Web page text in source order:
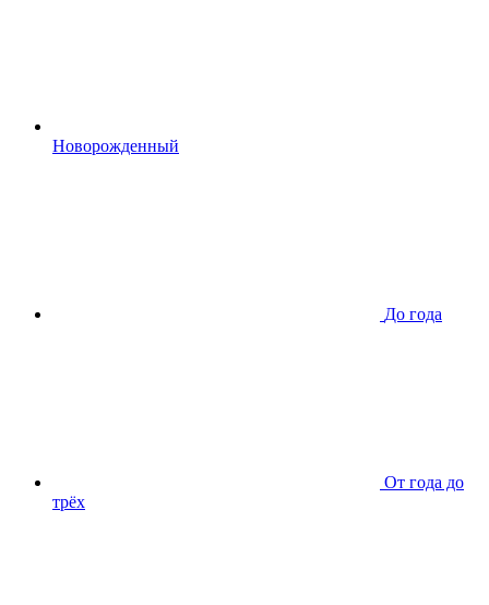
Новорожденный
До года
От года до
трёх